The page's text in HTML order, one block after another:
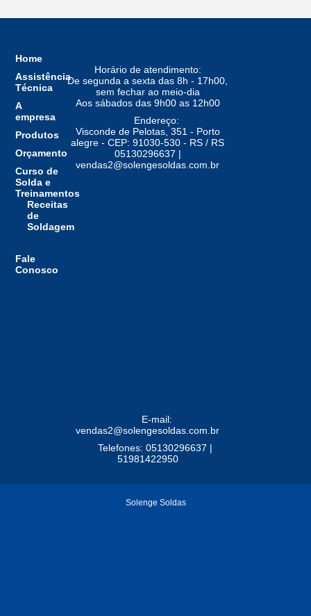
Home
Assistência
Técnica
A
empresa
Produtos
Orçamento
Curso de
Solda e
Treinamentos
Receitas
de
Soldagem
Fale
Conosco
Horário de atendimento:
De segunda a sexta das 8h - 17h00,
sem fechar ao meio-dia
Aos sábados das 9h00 as 12h00
Endereço:
Visconde de Pelotas, 351 - Porto
alegre - CEP: 91030-530 - RS / RS
05130296637 |
vendas2@solengesoldas.com.br
E-mail:
vendas2@solengesoldas.com.br
Telefones: 05130296637 |
51981422950
Solenge Soldas